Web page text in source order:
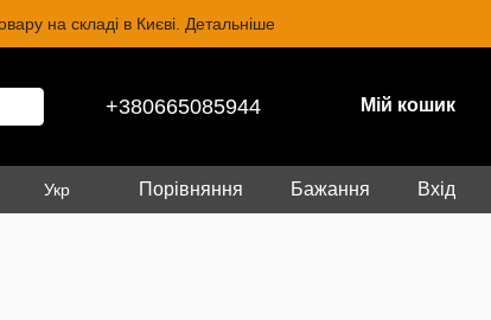
на складі в Києві. Детальніше
+380665085944 Мій кошик
Укр Порівняння Бажання Вхід